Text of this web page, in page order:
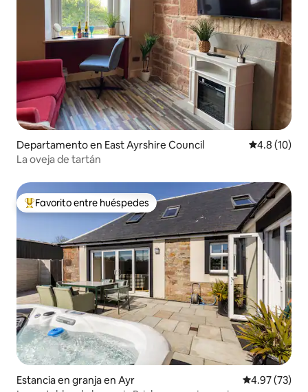
Departamento en East Ayrshire Council Calificación
4.8 (10)
La oveja de tartán
De los mejores en Favorito entre huéspedes
Favorito entre huéspedes
Estancia en granja en Ayr Calificación
4.97 (73)